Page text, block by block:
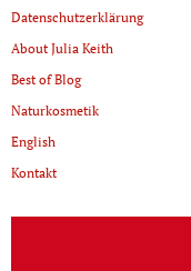
Datenschutzerklärung
About Julia Keith
Best of Blog
Naturkosmetik
English
Kontakt